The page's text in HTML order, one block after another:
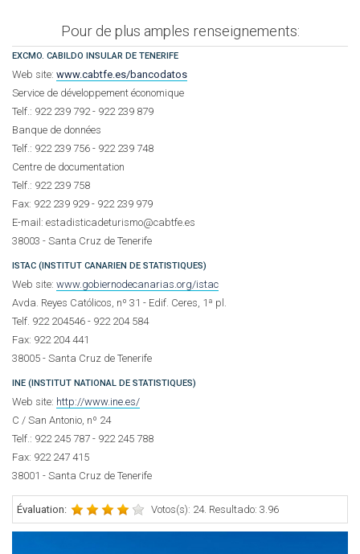
Pour de plus amples renseignements:
EXCMO. CABILDO INSULAR DE TENERIFE
Web site: www.cabtfe.es/bancodatos
Service de développement économique
Telf.: 922 239 792 - 922 239 879
Banque de données
Telf.: 922 239 756 - 922 239 748
Centre de documentation
Telf.: 922 239 758
Fax: 922 239 929 - 922 239 979
E-mail: estadisticadeturismo@cabtfe.es
38003 - Santa Cruz de Tenerife
ISTAC (INSTITUT CANARIEN DE STATISTIQUES)
Web site: www.gobiernodecanarias.org/istac
Avda. Reyes Católicos, nº 31 - Edif. Ceres, 1ª pl.
Telf. 922 204546 - 922 204 584
Fax: 922 204 441
38005 - Santa Cruz de Tenerife
INE (INSTITUT NATIONAL DE STATISTIQUES)
Web site: http://www.ine.es/
C / San Antonio, nº 24
Telf.: 922 245 787 - 922 245 788
Fax: 922 247 415
38001 - Santa Cruz de Tenerife
Évaluation: Votos(s): 24. Resultado: 3.96